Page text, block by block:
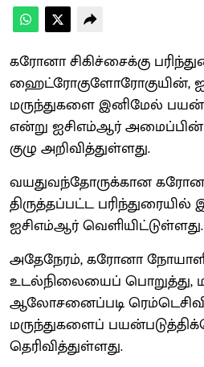
கரோனா சிகிச்சைக்கு
ஹைட்ரோகுளோரோகுயின்,
மருந்துகளை இனிமேல்
என்று ஐசிஎம்ஆர் அமைப்பின்
குழு அறிவித்துள்ளது.
வயதுவந்தோருக்கான
திருத்தப்பட்ட
ஐசிஎம்ஆர் வெளியிட்டுள்ளது.
அதேநேரம், கரோனா
உடல்நிலையைப் பொறுத்து,
ஆலோசனைப்படி
மருந்துகளைப்
தெரிவித்துள்ளது.